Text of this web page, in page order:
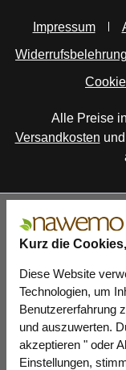
Kurz die
Diese Website
Technologien, um
Benutzererfahrung
und auszuwerten.
akzeptieren " oder
Einstellungen,
Impressum
Widerrufsbelehrung
Alle Preise
Versandkosten